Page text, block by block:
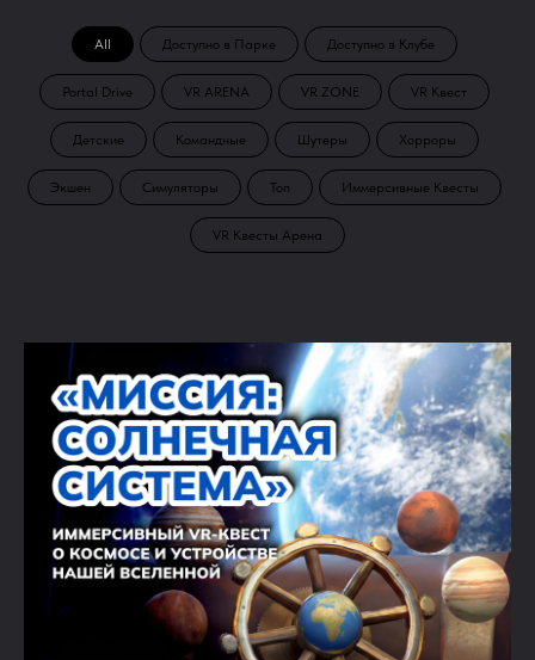
All Доступно в Парке Доступно в Клубе
Portal Drive VR ARENA VR ZONE VR Квест
Детские Командные Шутеры Хорроры
Экшен Симуляторы Топ Иммерсивные Квесты
VR Квесты Арена